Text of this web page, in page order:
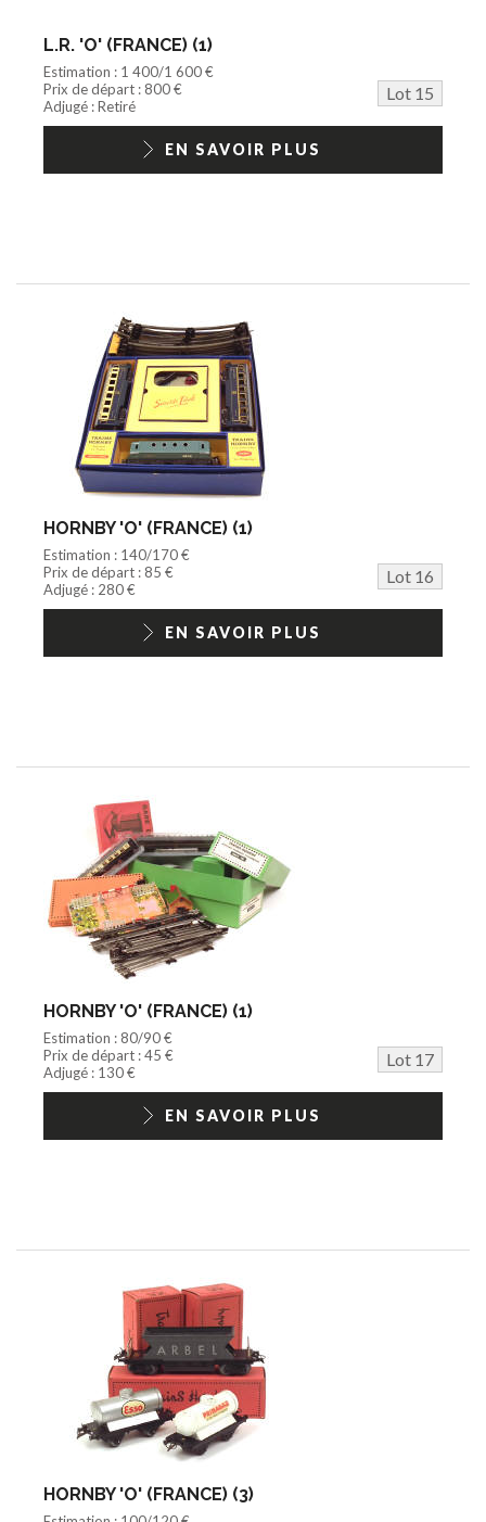
L.R. 'O' (FRANCE) (1)
Estimation : 1 400/1 600 €
Prix de départ : 800 €
Lot 15
Adjugé : Retiré
EN SAVOIR PLUS
HORNBY 'O' (FRANCE) (1)
Estimation : 140/170 €
Prix de départ : 85 €
Lot 16
Adjugé : 280 €
EN SAVOIR PLUS
HORNBY 'O' (FRANCE) (1)
Estimation : 80/90 €
Prix de départ : 45 €
Lot 17
Adjugé : 130 €
EN SAVOIR PLUS
HORNBY 'O' (FRANCE) (3)